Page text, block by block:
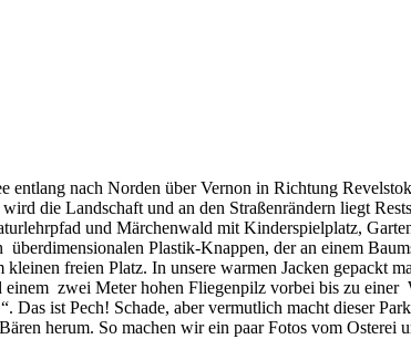
entlang nach Norden über Vernon in Richtung
die Landschaft und an den Straßenrändern liegt
und Märchenwald mit Kinderspielplatz,
Plastik-Knappen, der an einem
kleinen freien Platz. In unsere warmen Jacken
einem zwei Meter hohen Fliegenpilz vorbei bis zu
Das ist Pech! Schade, aber vermutlich macht dieser
herum. So machen wir ein paar Fotos vom Osterei